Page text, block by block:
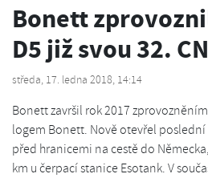
Bonett
D5 již svou 32.
středa, 17. ledna 2018, 14:14
Bonett završil rok 2017
logem Bonett. Nově otevřel poslední
před hranicemi na cestě do
km u čerpací stanice Esotank. V